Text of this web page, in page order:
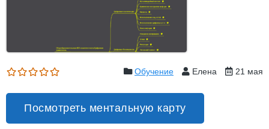
Обучение Елена 21 мая
Посмотреть ментальную карту